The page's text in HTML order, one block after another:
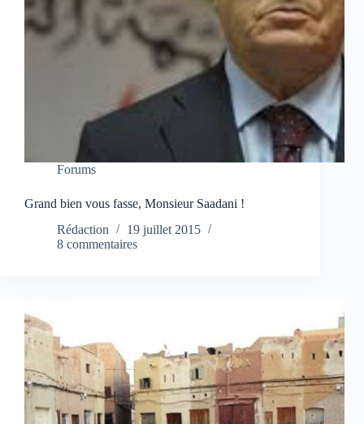
Forums
Grand bien vous fasse, Monsieur Saadani !
Rédaction
19 juillet 2015
8 commentaires